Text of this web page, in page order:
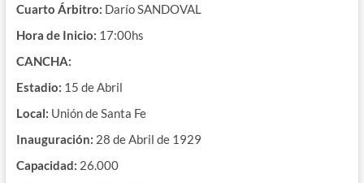
Cuarto Árbitro: Darío SANDOVAL
Hora de Inicio: 17:00hs
CANCHA:
Estadio: 15 de Abril
Local: Unión de Santa Fe
Inauguración: 28 de Abril de 1929
Capacidad: 26.000